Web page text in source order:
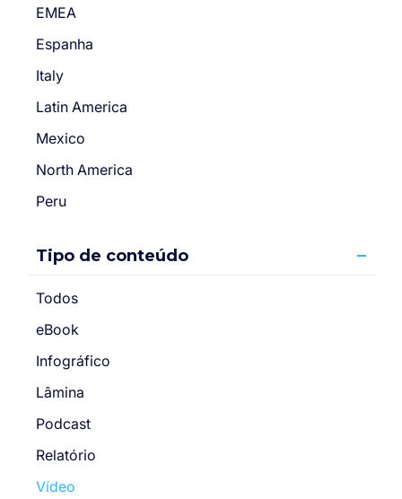
EMEA
Espanha
Italy
Latin America
Mexico
North America
Peru
Tipo de conteúdo
Todos
eBook
Infográfico
Lâmina
Podcast
Relatório
Vídeo